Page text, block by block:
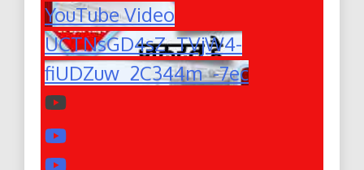
YouTube Video
UCTNsGD4sZ_TVjW4-
fiUDZuw_2C344m_-7ec